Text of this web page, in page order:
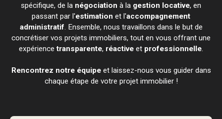
spécifique, de la négociation à la gestion locative, en
passant par l'estimation et l'accompagnement
administratif. Ensemble, nous travaillons dans le but de
concrétiser vos projets immobiliers, tout en vous offrant une
expériencetransparente, réactive et professionnelle.
Rencontrez notre équipeet laissez-nous vous guider dans
chaque étape de votre projet immobilier !